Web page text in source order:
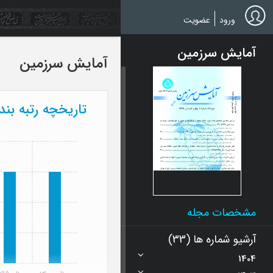
Skip
to
main
ورود عضویت
آمایش سرزمین
مشخصات مجله
آرشیو شماره ها (33)
1404
آمایش سرزمین
تاریخچه رتبه